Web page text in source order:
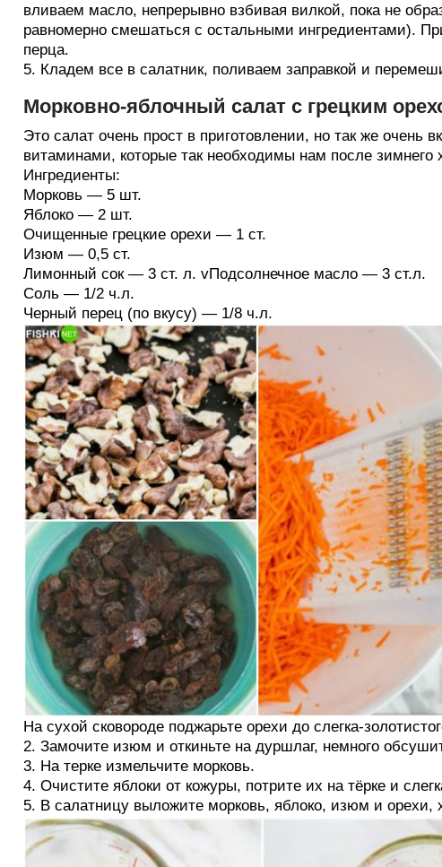
вливаем масло, непрерывно взбивая вилкой, пока не
равномерно смешаться с остальными ингредиентами).
перца.
5. Кладем все в салатник, поливаем заправкой и
Морковно-яблочный салат с грецким
Это салат очень прост в приготовлении, но так же очень
витаминами, которые так необходимы нам после зимнего
Ингредиенты:
Морковь — 5 шт.
Яблоко — 2 шт.
Очищенные грецкие орехи — 1 ст.
Изюм — 0,5 ст.
Лимонный сок — 3 ст. л. vПодсолнечное масло — 3 ст.л.
Соль — 1/2 ч.л.
Черный перец (по вкусу) — 1/8 ч.л.
На сухой сковороде поджарьте орехи до слегка-
2. Замочите изюм и откиньте на дуршлаг, немного
3. На терке измельчите морковь.
4. Очистите яблоки от кожуры, потрите их на тёрке и
5. В салатницу выложите морковь, яблоко, изюм и орехи,